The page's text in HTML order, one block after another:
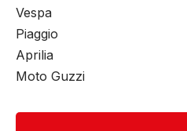
Vespa
Piaggio
Aprilia
Moto Guzzi